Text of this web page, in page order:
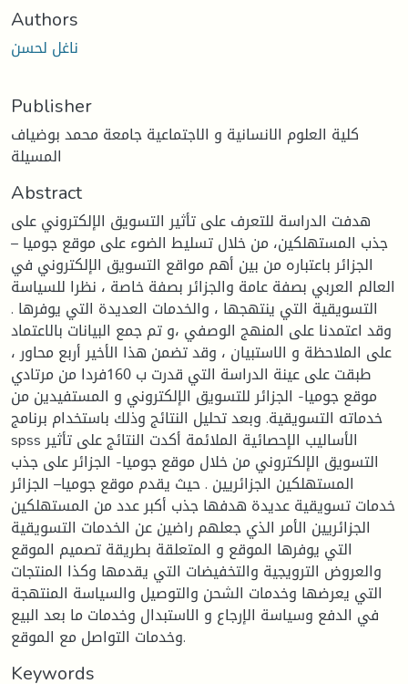
Authors
ناغل لحسن
Publisher
كلية العلوم الانسانية و الاجتماعية جامعة محمد بوضياف
المسيلة
Abstract
هدفت الدراسة للتعرف على تأثير التسويق الإلكتروني على
جذب المستهلكين، من خلال تسليط الضوء على موقع جوميا –
الجزائر باعتباره من بين أهم مواقع التسويق الإلكتروني في
العالم العربي بصفة عامة والجزائر بصفة خاصة ، نظرا للسياسة
التسويقية التي ينتهجها ، والخدمات العديدة التي يوفرها .
وقد اعتمدنا على المنهج الوصفي ،و تم جمع البيانات بالاعتماد
على الملاحظة و الاستبيان ، وقد تضمن هذا الأخير أربع محاور ،
طبقت على عينة الدراسة التي قدرت ب 160فردا من مرتادي
موقع جوميا- الجزائر للتسويق الإلكتروني و المستفيدين من
خدماته التسويقية. وبعد تحليل النتائج وذلك باستخدام برنامج
spss الأساليب الإحصائية الملائمة أكدت النتائج على تأثير
التسويق الإلكتروني من خلال موقع جوميا- الجزائر على جذب
المستهلكين الجزائريين . حيث يقدم موقع جوميا– الجزائر
خدمات تسويقية عديدة هدفها جذب أكبر عدد من المستهلكين
الجزائريين الأمر الذي جعلهم راضين عن الخدمات التسويقية
التي يوفرها الموقع و المتعلقة بطريقة تصميم الموقع
والعروض الترويجية والتخفيضات التي يقدمها وكذا المنتجات
التي يعرضها وخدمات الشحن والتوصيل والسياسة المنتهجة
في الدفع وسياسة الإرجاع و الاستبدال وخدمات ما بعد البيع
وخدمات التواصل مع الموقع.
Keywords